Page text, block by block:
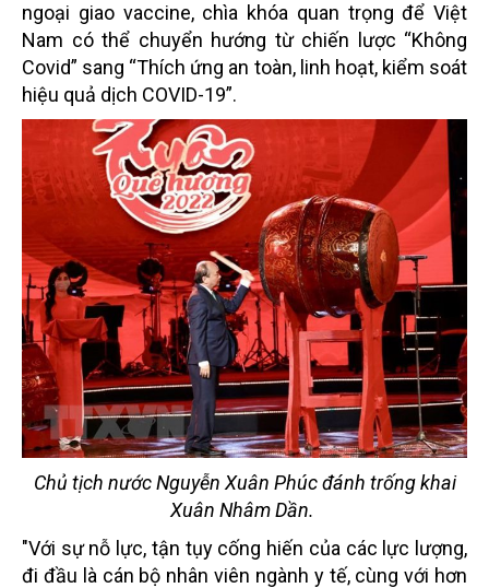
ngoại giao vaccine, chìa khóa quan trọng để Việt
Nam có thể chuyển hướng từ chiến lược “Không
Covid” sang “Thích ứng an toàn, linh hoạt, kiểm soát
hiệu quả dịch COVID-19”.
Chủ tịch nước Nguyễn Xuân Phúc đánh trống khai
Xuân Nhâm Dần.
"Với sự nỗ lực, tận tụy cống hiến của các lực lượng,
đi đầu là cán bộ nhân viên ngành y tế, cùng với hơn